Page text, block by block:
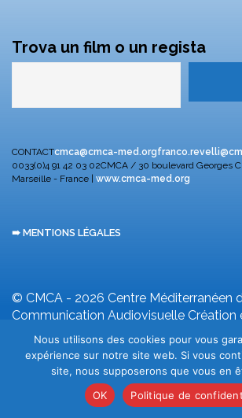
Trova un film o un regista
CONTACTcmca@cmca-med.org
0033(0)4 91 42 03 02CMCA / 30 boulevard Georges
Marseille - France | www.cmca-med.org
➠ MENTIONS LÉGALES
© CMCA - 2026 Centre Méditerranéen
Communication Audiovisuelle Création
développement F. Revelli
Nous utilisons des cookies pour vous
expérience sur notre site web. Si vous
site, nous supposerons que vous en
OK
Politique de